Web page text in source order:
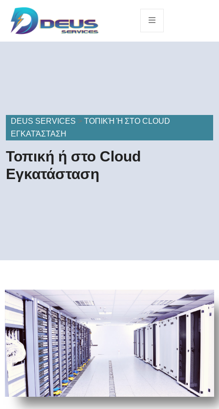
DEUS SERVICES > ΤΟΠΙΚΉ Ή ΣΤΟ CLOUD
ΕΓΚΑΤΆΣΤΑΣΗ
Τοπική ή στο Cloud
Εγκατάσταση